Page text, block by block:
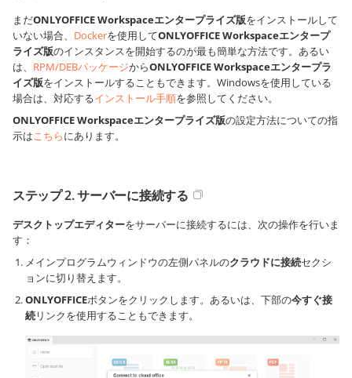
まだONLYOFFICE Workspaceエンタープライズ版をインストールして
いない場合、 Dockerを使用してONLYOFFICE Workspaceエンタープ
ライズ版のインスタンスを開始するのが最も簡単な方法です。あるい
は、 RPM/DEBパッケージからONLYOFFICE Workspaceエンタープラ
イズ版をインストールすることもできます。Windowsを使用している
場合は、対応するインストール手順を参照してください。
ONLYOFFICE Workspaceエンタープライズ版の設定方法についての指
示はこちらにあります。
ステップ 2. サーバーに接続する
デスクトップエディターをサーバーに接続するには、次の操作を行いま
す：
メインプログラムウィンドウの左側パネルのクラウドに接続セクシ
ョンに切り替えます。
ONLYOFFICEボタンをクリックします。あるいは、下部の今すぐ接
続リンクを使用することもできます。